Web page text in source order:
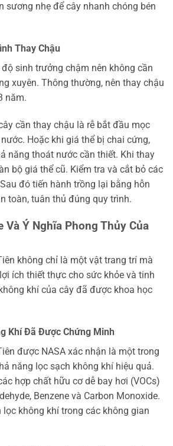
sương nhẹ để cây nhanh chóng bén
Thay Chậu
sinh trưởng chậm nên không cần
xuyên. Thông thường, nên thay chậu
năm.
cần thay chậu là rễ bắt đầu mọc
Hoặc khi giá thể bị chai cứng,
năng thoát nước cần thiết. Khi thay
bộ giá thể cũ. Kiểm tra và cắt bỏ các
đó tiến hành trồng lại bằng hỗn
toàn, tuân thủ đúng quy trình.
Và Ý Nghĩa Phong Thủy Của
không chỉ là một vật trang trí mà
ích thiết thực cho sức khỏe và tinh
khí của cây đã được khoa học
Khí Đã Được Chứng Minh
được NASA xác nhận là một trong
năng lọc sạch không khí hiệu quả.
hợp chất hữu cơ dễ bay hơi (VOCs)
Benzene và Carbon Monoxide.
không khí trong các không gian